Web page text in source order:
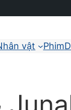
vật Phim